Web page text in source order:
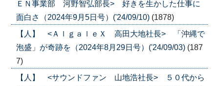
ＥＮ事業部 河野智弘部長> 好きを生かした仕事に
面白さ（2024年9月5日号）('24/09/10) (1878)
【人】 <ＡｌｇａｌｅＸ 高田大地社長> 「沖縄で
泡盛」が奇跡を（2024年8月29日号）('24/09/03) (187
7)
【人】 <サウンドファン 山地浩社長> ５０代から